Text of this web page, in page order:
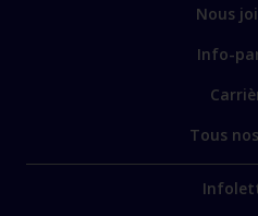
Nous
Info-
Tous